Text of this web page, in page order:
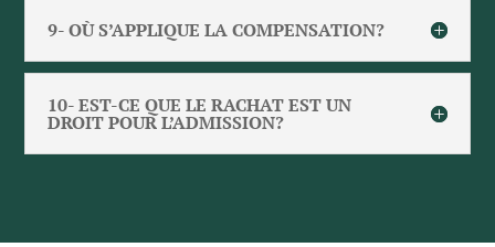
9- OÙ S’APPLIQUE LA COMPENSATION?
10- EST-CE QUE LE RACHAT EST UN
DROIT POUR L’ADMISSION?